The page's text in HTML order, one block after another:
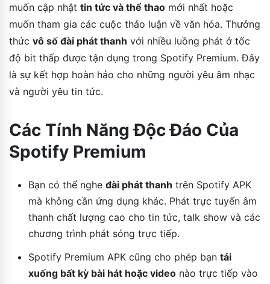
muốn cập nhật tin tức và thể thao mới nhất hoặc
muốn tham gia các cuộc thảo luận về văn hóa. Thưởng
thức vô số đài phát thanh với nhiều luồng phát ở tốc
độ bit thấp được tận dụng trong Spotify Premium. Đây
là sự kết hợp hoàn hảo cho những người yêu âm nhạc
và người yêu tin tức.
Các Tính Năng Độc Đáo Của
Spotify Premium
Bạn có thể nghe đài phát thanh trên Spotify APK
mà không cần ứng dụng khác. Phát trực tuyến âm
thanh chất lượng cao cho tin tức, talk show và các
chương trình phát sóng trực tiếp.
Spotify Premium APK cũng cho phép bạn tải
xuống bất kỳ bài hát hoặc video nào trực tiếp vào